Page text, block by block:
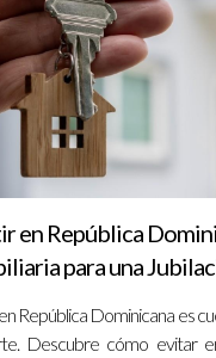
cualquier
hoy mismo!
en República
para una
República Dominicana es
Descubre cómo evitar